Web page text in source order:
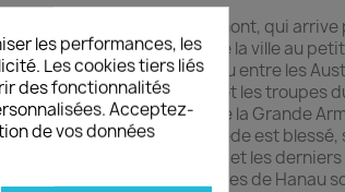
victoire de l’Empereur, Marmont, qui
IIIe et VIecorps, s’empare de la ville au
nouveaux combats ont lieu entre les
veulent reprendre Hanau, et les troupes
charge de l’arrière garde de la Grande
toute la journée, de Wrède est blessé,
et se replient. Bertrand et les
retirent à leur tour. Les batailles de Hanau
les performances, les
Les cookies tiers liés
des fonctionnalités
Acceptez-
de vos données